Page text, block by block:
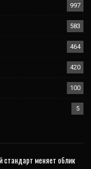
997
583
464
420
100
5
стандарт меняет облик